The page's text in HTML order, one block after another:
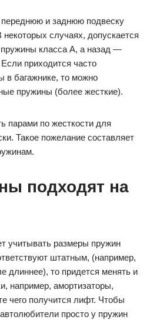
переднюю и заднюю подвеску
случаях, допускается
класса А, а назад —
приходится часто
в багажнике, то можно
пружины (более жесткие).
парами по жесткости для
Такое пожелание составляет
подходят на
учитывать размеры пружин
штатным, (например,
длиннее), то придется менять и
например, амортизаторы,
чего получится лифт. Чтобы
просто у пружин